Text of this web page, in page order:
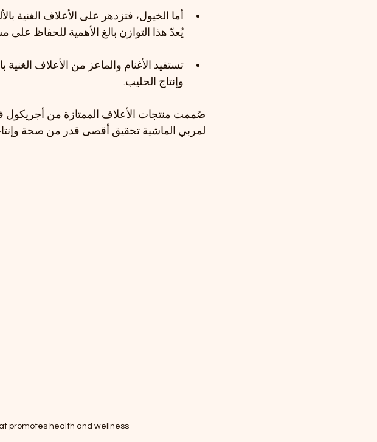
أما الخيول، فتزدهر على الأعلاف الغنية
يُعدّ هذا التوازن بالغ الأهمية للحفاظ على
تستفيد الأغنام والماعز من الأعلاف الغنية
وإنتاج الحليب.
صُممت منتجات الأعلاف الممتازة من أجريكول
لمربي الماشية تحقيق أقصى قدر من صحة
promotes health and wellness.